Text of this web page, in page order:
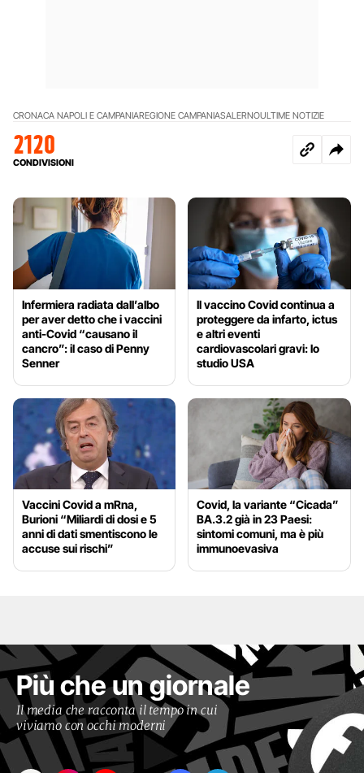
CRONACA NAPOLI E CAMPANIAREGIONE CAMPANIASALERNOULTIME NOTIZIE
2120
CONDIVISIONI
Infermiera radiata dall’albo
per aver detto che i vaccini
anti-Covid “causano il
cancro”: il caso di Penny
Senner
Il vaccino Covid continua a
proteggere da infarto, ictus
e altri eventi
cardiovascolari gravi: lo
studio USA
Vaccini Covid a mRna,
Burioni “Miliardi di dosi e 5
anni di dati smentiscono le
accuse sui rischi”
Covid, la variante “Cicada”
BA.3.2 già in 23 Paesi:
sintomi comuni, ma è più
immunoevasiva
Più che un giornale
Il media che racconta il tempo in cui
viviamo con occhi moderni